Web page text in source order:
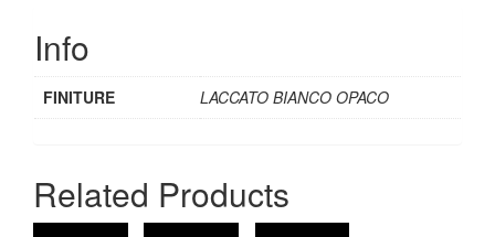
Info
FINITURE LACCATO BIANCO OPACO
Related Products